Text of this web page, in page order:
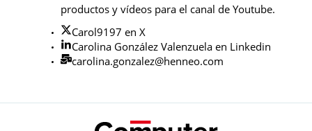
productos y vídeos para el canal de Youtube.
Carol9197 en X
Carolina González Valenzuela en Linkedin
carolina.gonzalez@henneo.com